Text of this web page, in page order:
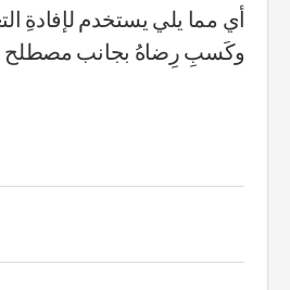
أي مما يلي يستخدم لإفادةِ
وكَسبِ رِضاهُ بجانب مصطلح